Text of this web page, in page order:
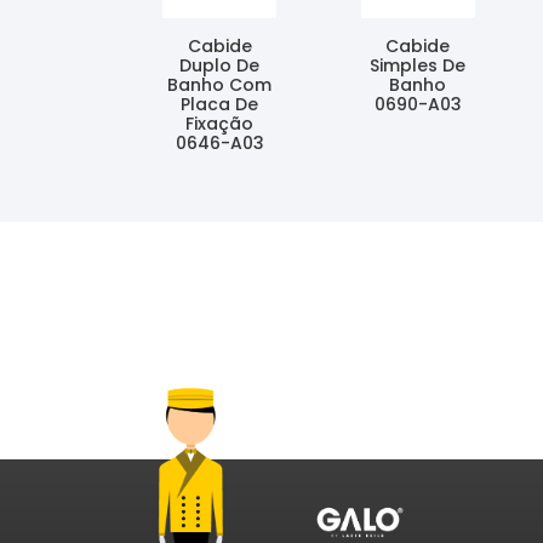
Cabide
Duplo De
Banho Com
Placa De
Fixação
0646-A03
Cabide
Simples De
Banho
0690-A03